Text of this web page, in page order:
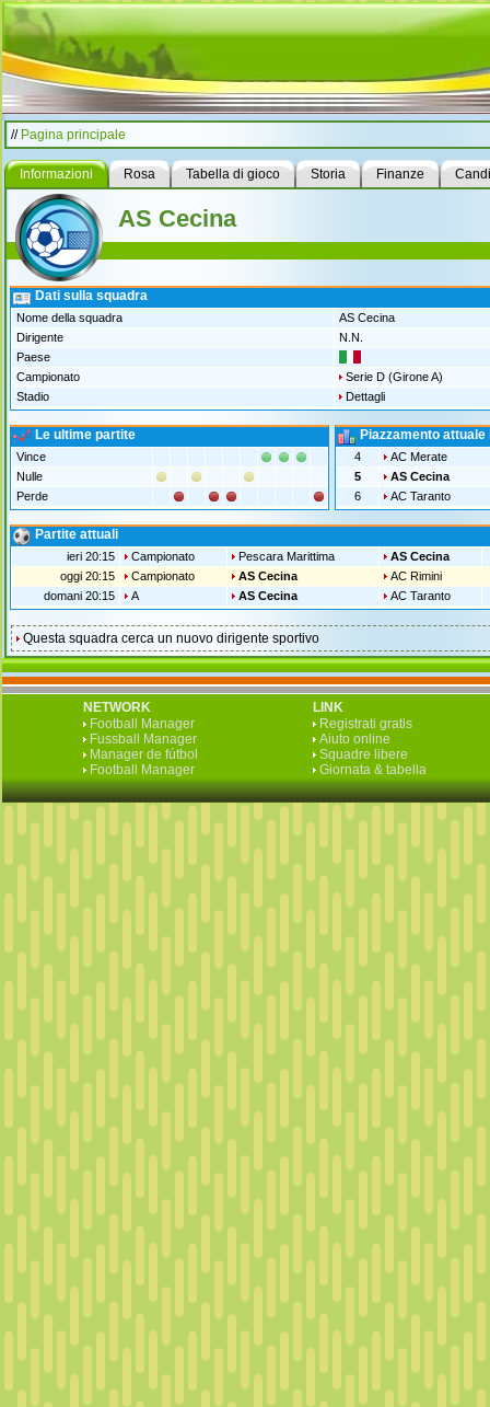
// Pagina principale
Informazioni Rosa Tabella di gioco Storia Finanze
AS Cecina
Dati sulla squadra
Nome della squadra
AS Cecina
Dirigente
N.N.
Paese
Campionato
Serie D (Girone A)
Stadio
Dettagli
Le ultime partite
Vince
Nulle
Perde
Piazzamento attuale
4
AC Merate
5
AS Cecina
6
AC Taranto
Partite attuali
ieri 20:15 Campionato Pescara Marittima
AS Cecina
oggi 20:15
Campionato AS Cecina
AC Rimini
domani 20:15
A AS Cecina AC Taranto
Questa squadra cerca un nuovo dirigente sportivo
NETWORK
Football Manager
Fussball Manager
Manager de fútbol
Football Manager
LINK
Registrati gratis
Aiuto online
Squadre libere
Giornata & tabella